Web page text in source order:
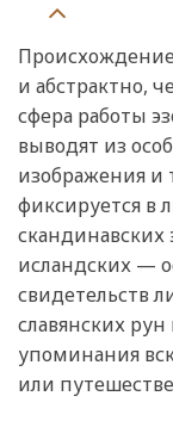
и абстрактно,
сфера работы
выводят из
изображения и
фиксируется в
исландских —
свидетельств
славянских рун
упоминания
или